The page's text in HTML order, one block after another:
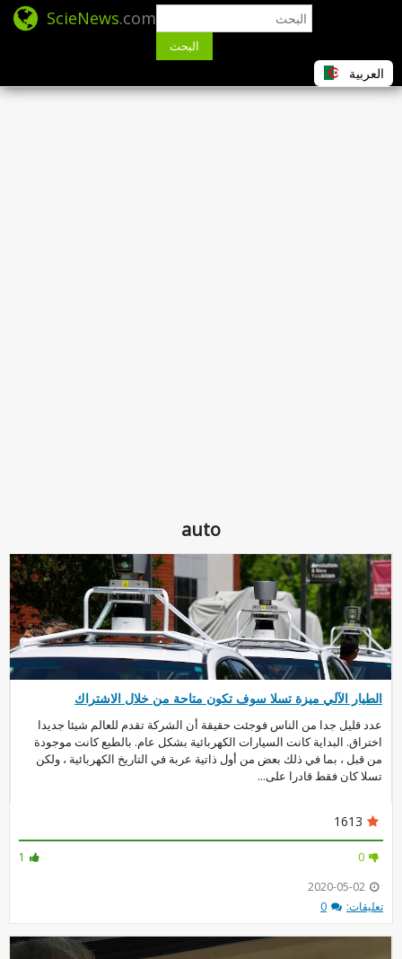
ScieNews.com
البحث
العربية
auto
الطيار الآلي ميزة تسلا سوف تكون متاحة من خلال الاشتراك
عدد قليل جدا من الناس فوجئت حقيقة أن الشركة تقدم للعالم شيئا جديدا
اختراق. البداية كانت السيارات الكهربائية بشكل عام. بالطبع كانت موجودة
من قبل ، بما في ذلك بعض من أول ذاتية عربة في التاريخ الكهربائية ، ولكن
تسلا كان فقط قادرا على...
1613
1
0
2020-05-02
تعليقات:
0